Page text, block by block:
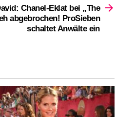
Chanel-Eklat bei „The
abgebrochen! ProSieben
schaltet Anwälte ein